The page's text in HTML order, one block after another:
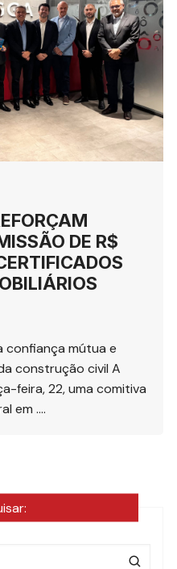
DE R$
confiança mútua e
construção civil A
feira, 22, uma comitiva
em ….